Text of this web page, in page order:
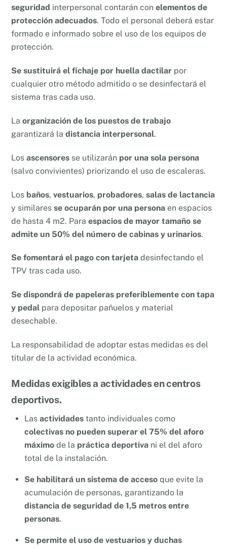
seguridad interpersonal contarán conelementos de
protección adecuados. Todo el personal deberá estar
formado e informado sobre el uso de los equipos de
protección.
Se sustituirá el fichaje por huella dactilar por
cualquier otro método admitido o se desinfectará el
sistema tras cada uso.
La organización de los puestos de trabajo
garantizará ladistancia interpersonal.
Los ascensores se utilizarán por una sola persona
(salvo convivientes) priorizando el uso de escaleras.
Los baños,vestuarios, probadores,salas de lactancia
y similaresse ocuparán por una persona en espacios
de hasta 4 m2. Paraespacios de mayor tamaño se
admite un 50% del número de cabinas y urinarios.
Se fomentará el pago con tarjeta desinfectando el
TPV tras cada uso.
Se dispondrá de papeleras preferiblemente con tapa
y pedal para depositar pañuelos y material
desechable.
La responsabilidad de adoptar estas medidas es del
titular de la actividad económica.
Medidas exigibles a actividades en centros
deportivos.
Las actividades tanto individuales como
colectivas no pueden superar el 75% del aforo
máximo de la práctica deportiva ni el del aforo
total de la instalación.
Se habilitará un sistema de acceso que evite la
acumulación de personas, garantizando la
distancia de seguridad de 1,5 metros entre
personas.
Se permite el uso de vestuarios y duchas